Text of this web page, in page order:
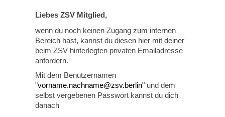
Liebes ZSV Mitglied,
wenn du noch keinen Zugang zum internen
Bereich hast, kannst du diesen hier mit deiner
beim ZSV hinterlegten privaten Emailadresse
anfordern.
Mit dem Benutzernamen
"vorname.nachname@zsv.berlin" und dem
selbst vergebenen Passwort kannst du dich
danach